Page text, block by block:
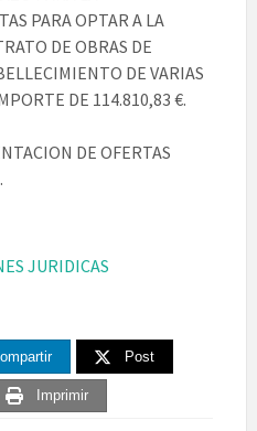
PARA OPTAR A LA
DE OBRAS DE
DE VARIAS
DE 114.810,83 €.
DE OFERTAS
JURIDICAS
Post
Imprimir